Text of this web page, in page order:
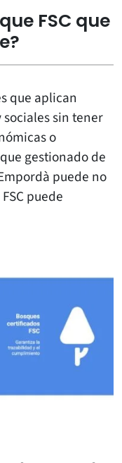
FSC que
que aplican
sociales sin tener
o
gestionado de
puede no
puede